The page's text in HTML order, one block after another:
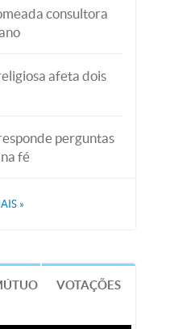
consultora
afeta dois
perguntas
fé
»
VOTAÇÕES